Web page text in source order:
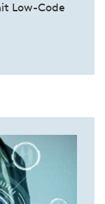
Low-Code